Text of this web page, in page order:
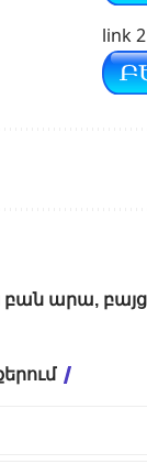
link 2
բան արա,